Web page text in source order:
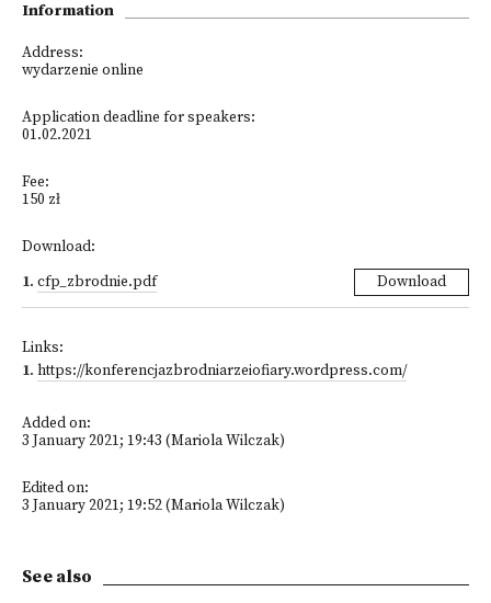
Information
Address:
wydarzenie online
Application deadline for speakers:
01.02.2021
Fee:
150 zł
Download:
1. cfp_zbrodnie.pdf Download
Links:
1. https://konferencjazbrodniarzeiofiary.wordpress.com/
Added on:
3 January 2021; 19:43 (Mariola Wilczak)
Edited on:
3 January 2021; 19:52 (Mariola Wilczak)
See also